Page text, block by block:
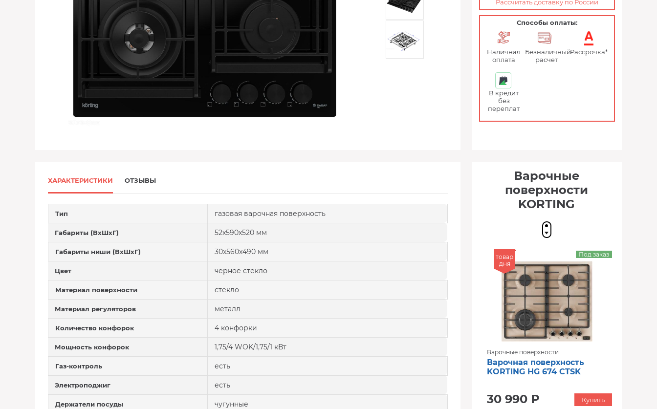
Рассчитать доставку по России
Способы оплаты:
Наличная
оплата
Безналичный
расчет
Рассрочка*
В кредит
без
переплат
ХАРАКТЕРИСТИКИ ОТЗЫВЫ
Тип газовая варочная поверхность
Габариты (ВхШхГ) 52x590x520 мм
Габариты ниши (ВхШхГ) 30x560х490 мм
Цвет черное стекло
Материал поверхности стекло
Материал регуляторов металл
Количество конфорок 4 конфорки
Мощность конфорок 1,75/4 WOK/1,75/1 кВт
Газ-контроль есть
Электроподжиг есть
Держатели посуды чугунные
Варочные
поверхности
KORTING
товар
дня
Варочные поверхности
Варочная поверхность
KORTING HG 674 CTSK
30 990 Р
Под заказ
Купить